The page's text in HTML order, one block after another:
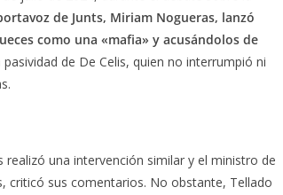
de Junts, Miriam Nogueras, lanzó
como una «mafia» y acusándolos de
de De Celis, quien no interrumpió ni
una intervención similar y el ministro de
criticó sus comentarios. No obstante, Tellado